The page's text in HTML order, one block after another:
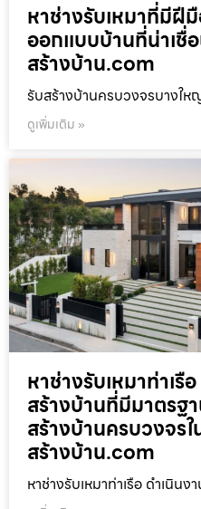
หาช่างรับเหมาที่มีฝี
ออกแบบบ้านที่น่าเชื่
สร้างบ้าน.com
รับสร้างบ้านครบวงจรบางให
ดูเพิ่มเติม »
หาช่างรับเหมาท่าเรื
สร้างบ้านที่มีมาตรฐ
สร้างบ้านครบวงจร
สร้างบ้าน.com
หาช่างรับเหมาท่าเรือ ดำเนินง